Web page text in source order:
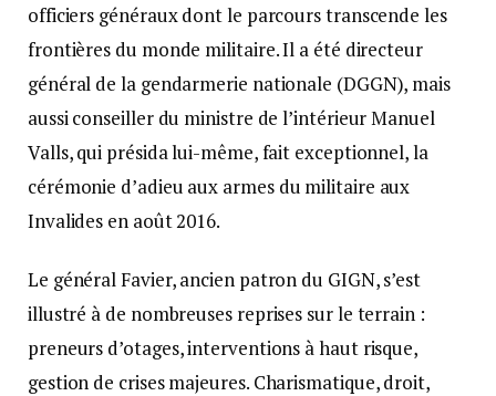
officiers généraux dont le parcours transcende les
frontières du monde militaire. Il a été directeur
général de la gendarmerie nationale (DGGN), mais
aussi conseiller du ministre de l’intérieur Manuel
Valls, qui présida lui-même, fait exceptionnel, la
cérémonie d’adieu aux armes du militaire aux
Invalides en août 2016.
Le général Favier, ancien patron du GIGN, s’est
illustré à de nombreuses reprises sur le terrain :
preneurs d’otages, interventions à haut risque,
gestion de crises majeures. Charismatique, droit,